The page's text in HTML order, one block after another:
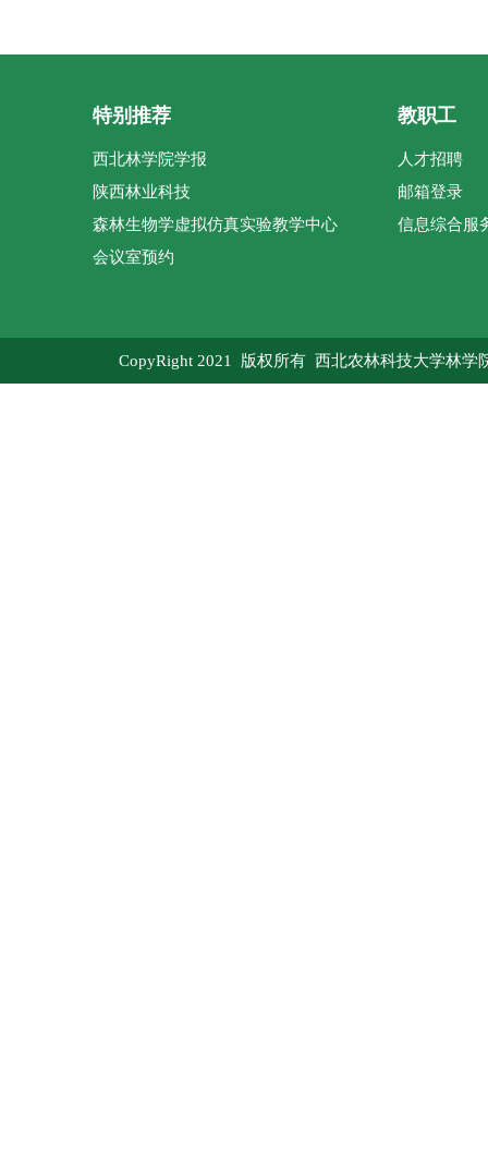
特别推荐
西北林学院学报
陕西林业科技
森林生物学虚拟仿真实验教学中心
会议室预约
教职工
人才招聘
邮箱登录
信息综合服
CopyRight 2021 版权所有 西北农林科技大学林